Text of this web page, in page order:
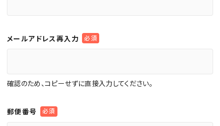
メールアドレス再入力
確認のため、コピーせずに直接入力してください。
郵便番号